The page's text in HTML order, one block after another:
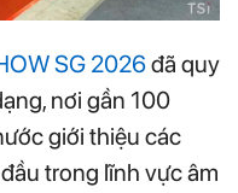
SG 2026đã quy
nơi gần 100
giới thiệu các
trong lĩnh vực âm